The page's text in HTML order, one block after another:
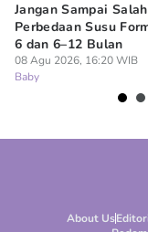
Jangan Sampai
Perbedaan Susu
6 dan 6–12 Bulan
08 Agu 2026, 16:20 WIB
Baby
About Us